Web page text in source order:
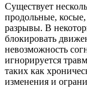
Существует
продольные,
разрывы. В
блокировать
невозможность
игнорируется
таких как
изменения и